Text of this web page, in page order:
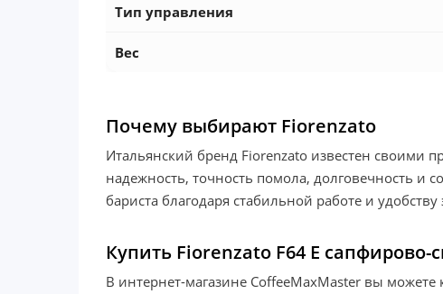
Тип управления
Вес
Почему выбирают Fiorenzato
Итальянский бренд Fiorenzato известен своими
надежность, точность помола, долговечность и
бариста благодаря стабильной работе и удобству
Купить Fiorenzato F64 E сапфирово-
В интернет-магазине CoffeeMaxMaster вы